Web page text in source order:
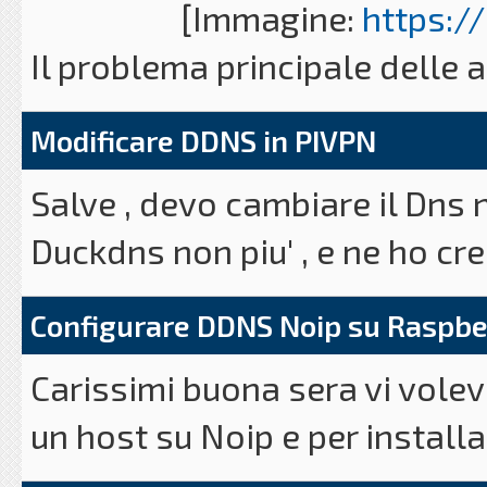
Il mio rpy è collegato ad un
C'è per caso qualcosa che
di onorato servizio è
[Immagine: https://
Il problema principale delle
assegnato un ip pubblico
L'ip pubblico è un indirizzo
server web e devi
La soluzione pe
Modificare DDNS in PIVPN
Salve , devo cambiare il
Duckdns non piu' , e ne ho
configurazione della vpn.
installare tutto da capo ..
Grazie
Configurare DDNS Noip su
Carissimi buona sera vi
un host su Noip e per